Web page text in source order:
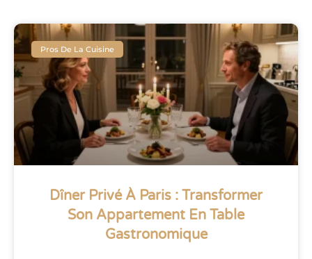
Pros De La Cuisine
Dîner Privé À Paris : Transformer
Son Appartement En Table
Gastronomique